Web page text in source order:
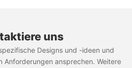
uns
Designs und -ideen und
Anforderungen ansprechen. Weitere